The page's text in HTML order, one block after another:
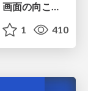
画面の向こうから「気づき」を得る 画面の向こうを「物差し」として捉える
1 410